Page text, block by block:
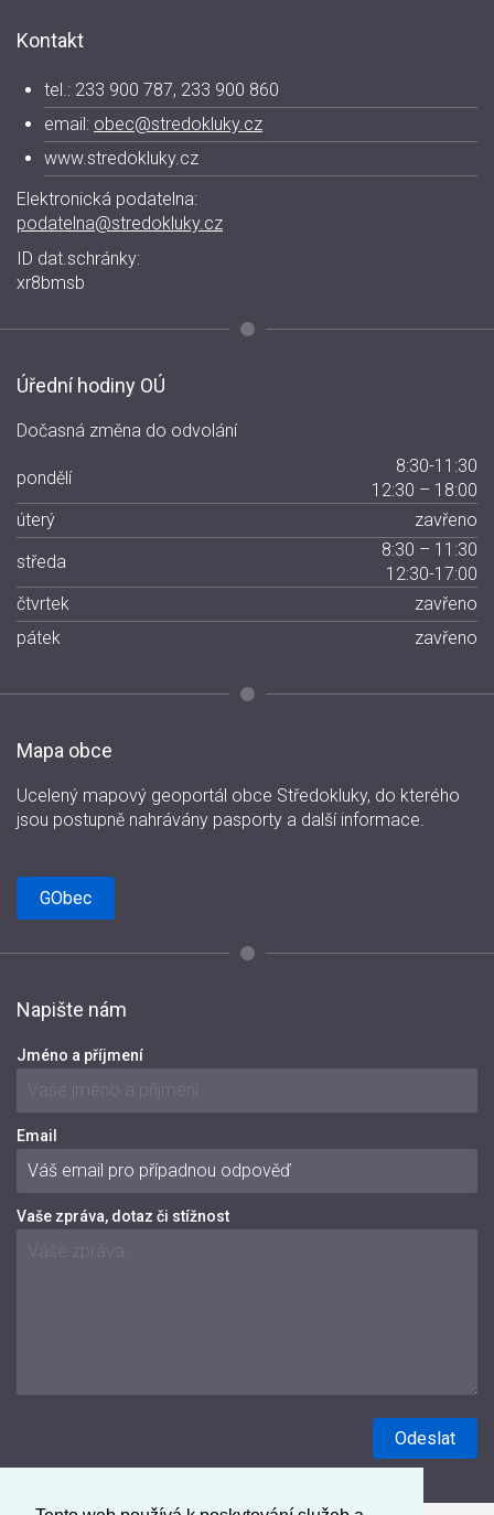
Kontakt
tel.: 233 900 787, 233 900 860
email: obec@stredokluky.cz
www.stredokluky.cz
Elektronická podatelna:
podatelna@stredokluky.cz
ID dat.schránky:
xr8bmsb
Úřední hodiny OÚ
Dočasná změna do odvolání
pondělí
8:30-11:30
12:30 – 18:00
úterý
zavřeno
středa
8:30 – 11:30
12:30-17:00
čtvrtek
zavřeno
pátek
zavřeno
Mapa obce
Ucelený mapový geoportál obce Středokluky, do kterého
jsou postupně nahrávány pasporty a další informace.
GObec
Napište nám
Jméno a příjmení
Email
Vaše zpráva, dotaz či stížnost